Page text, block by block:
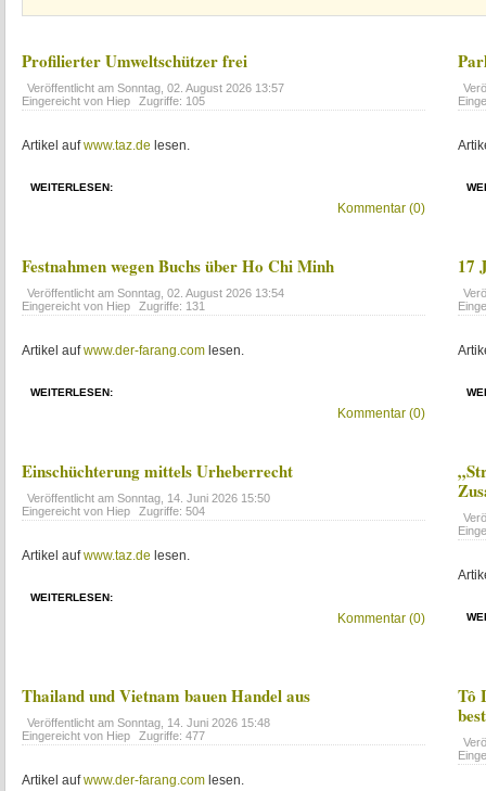
Profilierter Umweltschützer frei
Veröffentlicht am Sonntag, 02. August 2026 13:57
Eingereicht von Hiep
Zugriffe: 105
Artikel aufwww.taz.de lesen.
WEITERLESEN:
Kommentar (0)
Festnahmen wegen Buchs über Ho Chi Minh
Veröffentlicht am Sonntag, 02. August 2026 13:54
Eingereicht von Hiep
Zugriffe: 131
Artikel aufwww.der-farang.com lesen.
WEITERLESEN:
Kommentar (0)
17
Einschüchterung mittels Urheberrecht
Veröffentlicht am Sonntag, 14. Juni 2026 15:50
Eingereicht von Hiep
Zugriffe: 504
Artikel aufwww.taz.de lesen.
WEITERLESEN:
Kommentar (0)
Thailand und Vietnam bauen Handel aus
Veröffentlicht am Sonntag, 14. Juni 2026 15:48
Eingereicht von Hiep
Zugriffe: 477
Artikel aufwww.der-farang.com lesen.
Tô